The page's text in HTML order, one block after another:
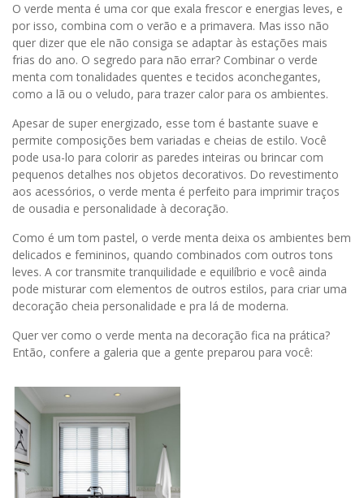
O verde menta é uma cor que exala frescor e energias leves, e
por isso, combina com o verão e a primavera. Mas isso não
quer dizer que ele não consiga se adaptar às estações mais
frias do ano. O segredo para não errar? Combinar o verde
menta com tonalidades quentes e tecidos aconchegantes,
como a lã ou o veludo, para trazer calor para os ambientes.
Apesar de super energizado, esse tom é bastante suave e
permite composições bem variadas e cheias de estilo. Você
pode usa-lo para colorir as paredes inteiras ou brincar com
pequenos detalhes nos objetos decorativos. Do revestimento
aos acessórios, o verde menta é perfeito para imprimir traços
de ousadia e personalidade à decoração.
Como é um tom pastel, o verde menta deixa os ambientes bem
delicados e femininos, quando combinados com outros tons
leves. A cor transmite tranquilidade e equilíbrio e você ainda
pode misturar com elementos de outros estilos, para criar uma
decoração cheia personalidade e pra lá de moderna.
Quer ver como o verde menta na decoração fica na prática?
Então, confere a galeria que a gente preparou para você: